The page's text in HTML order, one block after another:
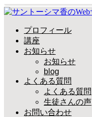
プロフィール
講座
お知らせ
お知らせ
blog
よくある質問
よくある質問
生徒さんの声
お問い合わせ